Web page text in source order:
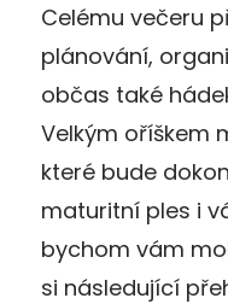
Celému večeru
plánování,
občas také
Velkým oříškem
které bude
maturitní ples i
bychom vám
si následující